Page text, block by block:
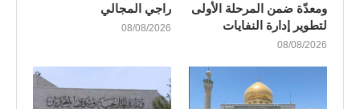
ومعدّة ضمن المرحلة الأولى
لتطوير إدارة النفايات
08/08/2026
راجي المجالي
08/08/2026